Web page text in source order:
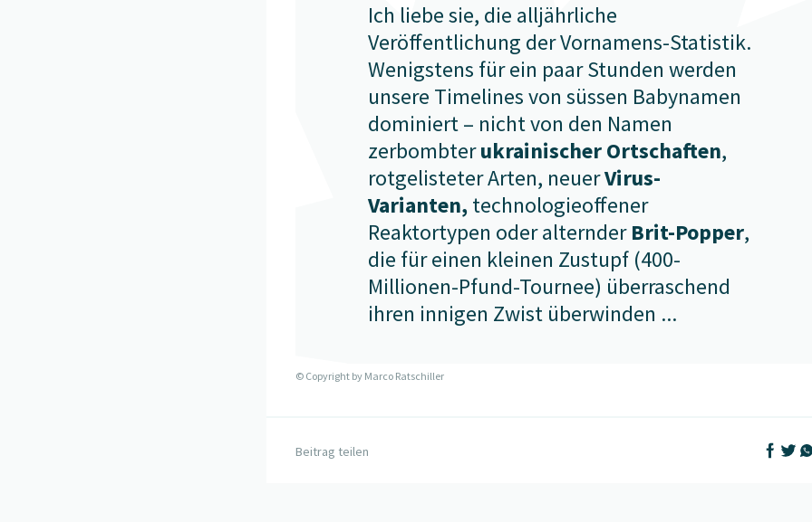
Ich liebe sie, die alljährliche
Veröffentlichung der Vornamens-Statistik.
Wenigstens für ein paar Stunden werden
unsere Timelines von süssen Babynamen
dominiert – nicht von den Namen
zerbombterukrainischer Ortschaften,
rotgelisteter Arten, neuerVirus-
Varianten,technologieoffener
Reaktortypen oder alternderBrit-Popper,
die für einen kleinen Zustupf (400-
Millionen-Pfund-Tournee) überraschend
ihren innigen Zwist überwinden ...
© Copyright by Marco Ratschiller
Beitrag teilen AufAuf